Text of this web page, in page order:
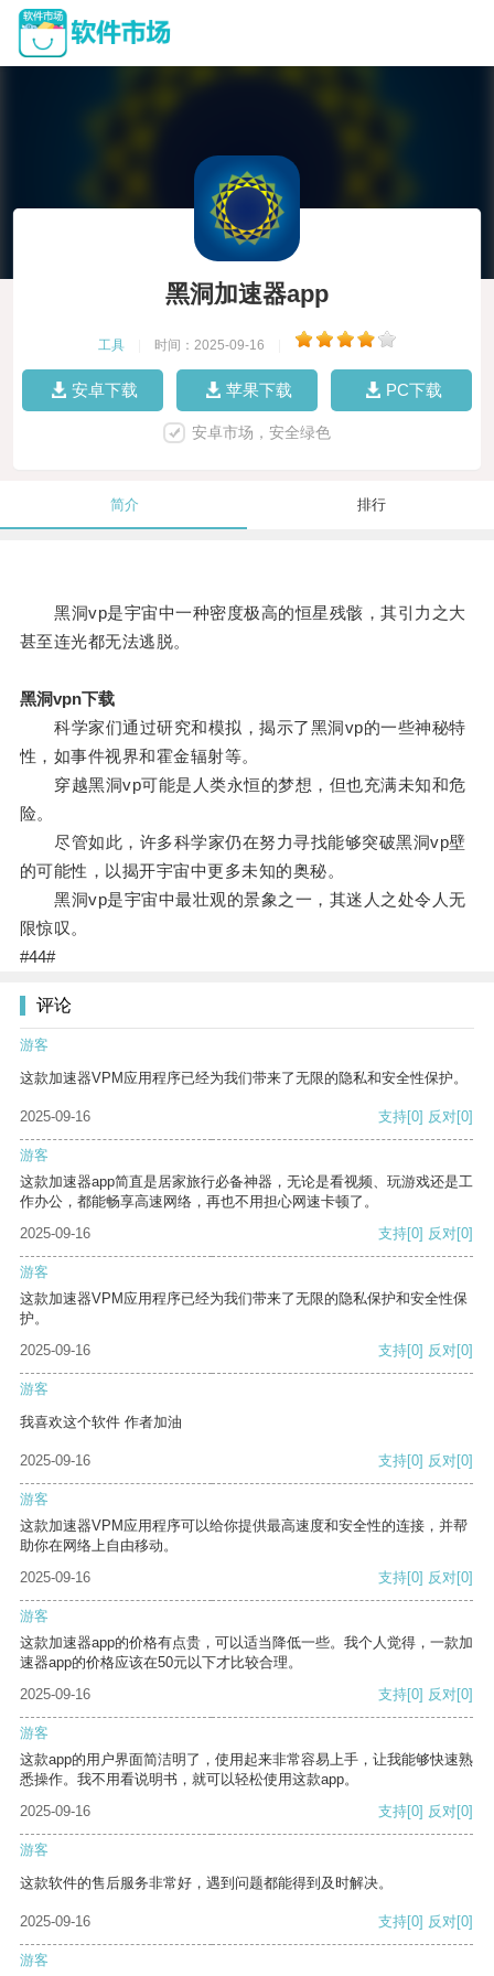
黑洞加速器app
工具 时间：2025-09-16
安卓下载 苹果下载 PC下载
安卓市场，安全绿色
简介 排行
黑洞vp是宇宙中一种密度极高的恒星残骸，其引力之大
甚至连光都无法逃脱。
黑洞vpn下载
科学家们通过研究和模拟，揭示了黑洞vp的一些神秘特
性，如事件视界和霍金辐射等。
穿越黑洞vp可能是人类永恒的梦想，但也充满未知和危
险。
尽管如此，许多科学家仍在努力寻找能够突破黑洞vp壁
的可能性，以揭开宇宙中更多未知的奥秘。
黑洞vp是宇宙中最壮观的景象之一，其迷人之处令人无
限惊叹。
#44#
评论
游客
这款加速器VPM应用程序已经为我们带来了无限的隐私和安全性保护。
2025-09-16 支持[0] 反对[0]
游客
这款加速器app简直是居家旅行必备神器，无论是看视频、玩游戏还是工
作办公，都能畅享高速网络，再也不用担心网速卡顿了。
2025-09-16
支持[0] 反对[0]
游客
这款加速器VPM应用程序已经为我们带来了无限的隐私保护和安全性保
护。
2025-09-16
支持[0] 反对[0]
游客
我喜欢这个软件 作者加油
2025-09-16 支持[0] 反对[0]
游客
这款加速器VPM应用程序可以给你提供最高速度和安全性的连接，并帮
助你在网络上自由移动。
2025-09-16
支持[0] 反对[0]
游客
这款加速器app的价格有点贵，可以适当降低一些。我个人觉得，一款加
速器app的价格应该在50元以下才比较合理。
2025-09-16
支持[0] 反对[0]
游客
这款app的用户界面简洁明了，使用起来非常容易上手，让我能够快速熟
悉操作。我不用看说明书，就可以轻松使用这款app。
2025-09-16
支持[0] 反对[0]
游客
这款软件的售后服务非常好，遇到问题都能得到及时解决。
2025-09-16 支持[0] 反对[0]
游客